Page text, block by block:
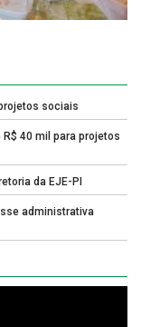
sociais
40 mil para projetos
da EJE-PI
administrativa